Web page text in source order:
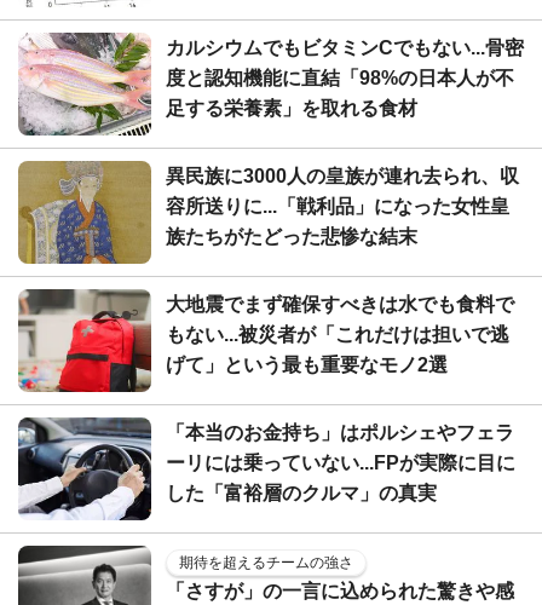
カルシウムでもビタミンCでもない...骨密
度と認知機能に直結「98%の日本人が不
足する栄養素」を取れる食材
異民族に3000人の皇族が連れ去られ、収
容所送りに...「戦利品」になった女性皇
族たちがたどった悲惨な結末
大地震でまず確保すべきは水でも食料で
もない...被災者が「これだけは担いで逃
げて」という最も重要なモノ2選
「本当のお金持ち」はポルシェやフェラ
ーリには乗っていない...FPが実際に目に
した「富裕層のクルマ」の真実
期待を超えるチームの強さ
「さすが」の一言に込められた驚きや感